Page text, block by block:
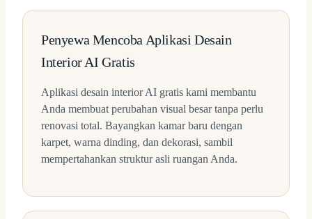
Penyewa Mencoba Aplikasi Desain
Interior AI Gratis
Aplikasi desain interior AI gratis kami membantu
Anda membuat perubahan visual besar tanpa perlu
renovasi total. Bayangkan kamar baru dengan
karpet, warna dinding, dan dekorasi, sambil
mempertahankan struktur asli ruangan Anda.